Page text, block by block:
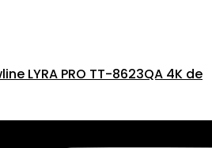
LYRA PRO TT-8623QA 4K de